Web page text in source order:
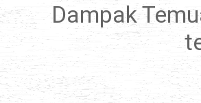
Dampak